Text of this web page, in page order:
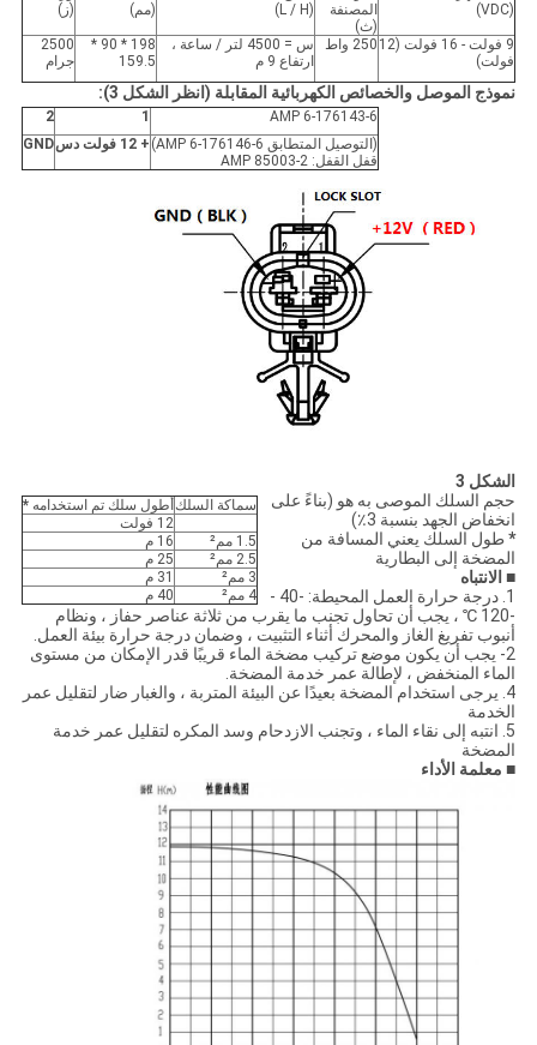
(VDC)
المصنفة
(ث)
(L / H)
(مم)
(ز)
9 فولت - 16 فولت (12
فولت)
250 واط
س = 4500 لتر / ساعة ،
ارتفاع 9 م
198 * 90 *
159.5
2500
جرام
نموذج الموصل والخصائص الكهربائية المقابلة (انظر الشكل 3):
AMP 6-176143-6
1
2
(التوصيل المتطابق AMP 6-176146-6)
قفل القفل: AMP 85003-2
+ 12 فولت دس GND
الشكل 3
سماكة السلكأطول سلك تم استخدامه*
12 فولت
1.5 مم²
16 م
2.5 مم²
25 م
3 مم²
31 م
4 مم²
40 م
حجم السلك الموصى به هو (بناءً على
انخفاض الجهد بنسبة 3٪)
*طول السلك يعني المسافة من
المضخة إلى البطارية
■ الانتباه
1. درجة حرارة العمل المحيطة: -40 -
-120 ℃ ، يجب أن تحاول تجنب ما يقرب من ثلاثة عناصر حفاز ، ونظام
أنبوب تفريغ الغاز والمحرك أثناء التثبيت ، وضمان درجة حرارة بيئة العمل.
2- يجب أن يكون موضع تركيب مضخة الماء قريبًا قدر الإمكان من مستوى
الماء المنخفض ، لإطالة عمر خدمة المضخة.
4. يرجى استخدام المضخة بعيدًا عن البيئة المتربة ، والغبار ضار لتقليل عمر
الخدمة
5. انتبه إلى نقاء الماء ، وتجنب الازدحام وسد المكره لتقليل عمر خدمة
المضخة
■ معلمة الأداء